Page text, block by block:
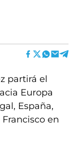
partirá el
Europa
España,
en